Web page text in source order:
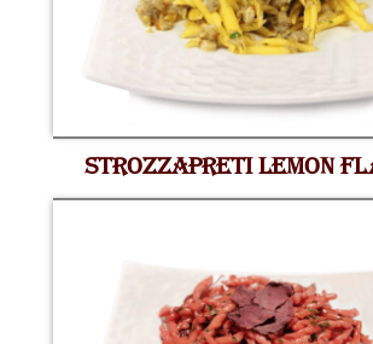
STROZZAPRETI LEMON